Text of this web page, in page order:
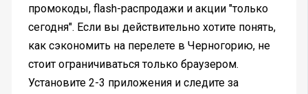
промокоды, flash-распродажи и акции "только
сегодня". Если вы действительно хотите понять,
как сэкономить на перелете в Черногорию, не
стоит ограничиваться только браузером.
Установите 2-3 приложения и следите за